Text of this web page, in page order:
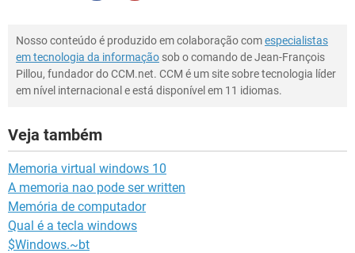
Nosso conteúdo é produzido em colaboração comespecialistas
em tecnologia da informação sob o comando de Jean-François
Pillou, fundador do CCM.net. CCM é um site sobre tecnologia líder
em nível internacional e está disponível em 11 idiomas.
Veja também
Memoria virtual windows 10
A memoria nao pode ser written
Memória de computador
Qual é a tecla windows
$Windows.~bt